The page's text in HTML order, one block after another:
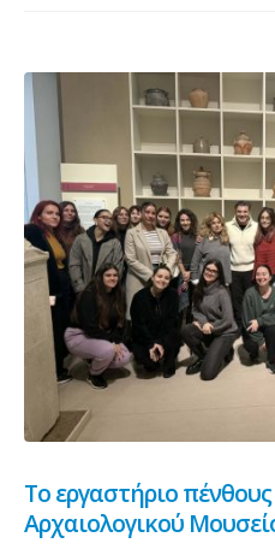
Το εργαστήριο
Αρχαιολογικού